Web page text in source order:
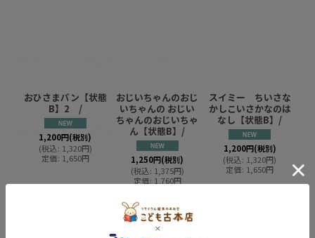
おひさまパン【状態
B】2 /
1,200円(税別)
(税込: 1,320円)
定価: 1,650円
おじいちゃんのおじ
いちゃんの おじい
ちゃんのおじいちゃ
ん【状態B】/
1,250円(税別)
(税込: 1,375円)
定価: 1,760円
カートに入れる
スイミー ちいさな
かしこいさかなのは
なし【状態B】/
1,200円(税別)
(税込: 1,320円)
定価: 1,650円